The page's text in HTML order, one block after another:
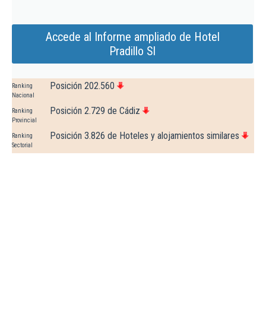
Accede al Informe ampliado de Hotel
Pradillo Sl
Ranking
Nacional
Posición 202.560
Ranking
Provincial
Posición 2.729 de Cádiz
Ranking
Sectorial
Posición 3.826 de Hoteles y alojamientos similares